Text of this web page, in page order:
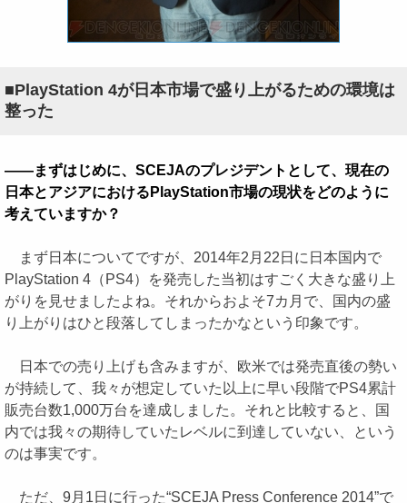
■PlayStation 4が日本市場で盛り上がるための環境は
整った
――まずはじめに、SCEJAのプレジデントとして、現在の
日本とアジアにおけるPlayStation市場の現状をどのように
考えていますか？
まず日本についてですが、2014年2月22日に日本国内で
PlayStation 4（PS4）を発売した当初はすごく大きな盛り上
がりを見せましたよね。それからおよそ7カ月で、国内の盛
り上がりはひと段落してしまったかなという印象です。
日本での売り上げも含みますが、欧米では発売直後の勢い
が持続して、我々が想定していた以上に早い段階でPS4累計
販売台数1,000万台を達成しました。それと比較すると、国
内では我々の期待していたレベルに到達していない、という
のは事実です。
ただ、9月1日に行った“SCEJA Press Conference 2014”で